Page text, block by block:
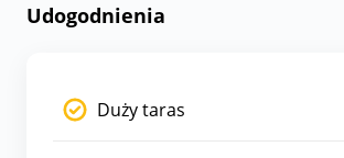
Udogodnienia
Duży taras